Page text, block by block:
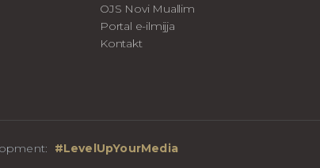
OJS Novi Muallim
Portal e-ilmijja
Kontakt
#LevelUpYourMedia